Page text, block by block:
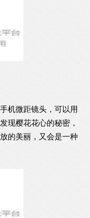
微距镜头，可以用
现樱花花心的秘密，
的美丽，又会是一种